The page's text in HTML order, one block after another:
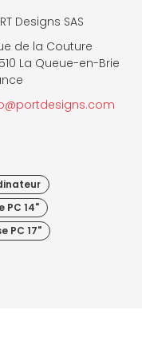
Designs SAS
de la Couture
La Queue-en-Brie
PC 14"
PC 17"